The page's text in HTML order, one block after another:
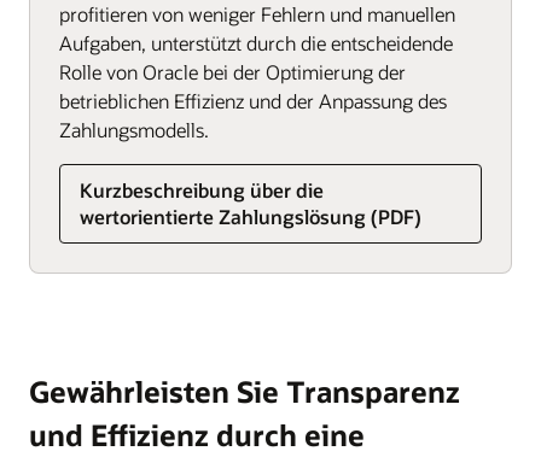
profitieren von weniger Fehlern und manuellen
Aufgaben, unterstützt durch die entscheidende
Rolle von Oracle bei der Optimierung der
betrieblichen Effizienz und der Anpassung des
Zahlungsmodells.
Kurzbeschreibung über die
wertorientierte Zahlungslösung (PDF)
Gewährleisten Sie Transparenz
und Effizienz durch eine